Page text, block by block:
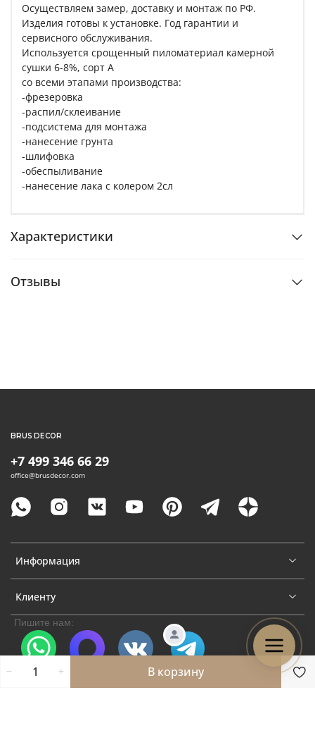
В корзину
Осуществляем замер, доставку и монтаж по РФ.
Изделия готовы к установке. Год гарантии и
сервисного обслуживания.
Используется срощенный пиломатериал камерной
сушки 6-8%, сорт А
со всеми этапами производства:
-фрезеровка
-распил/склеивание
-подсистема для монтажа
-нанесение грунта
-шлифовка
-обеспыливание
-нанесение лака с колером 2сл
Характеристики
Отзывы
Информация
Клиенту
+7 499 346 66 29
office@brusdecor.com
BRUS DECOR
Пишите нам:
WhatsApp Telegram